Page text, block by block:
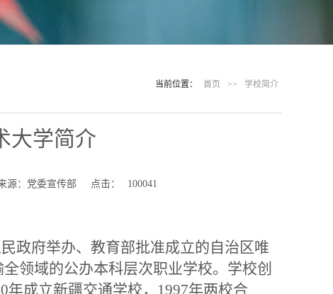
当前位置： 首页 >> 学校简介
大学简介
源：党委宣传部 点击： 100041
政府举办、教育部批准成立的自治区唯
领域的公办本科层次职业学校。学校创
年成立新疆交通学校，1997年两校合